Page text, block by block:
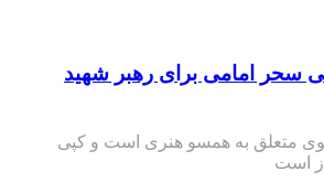
سحر امامی برای رهبر شهید
متعلق به همسو هنری است و کپی
است